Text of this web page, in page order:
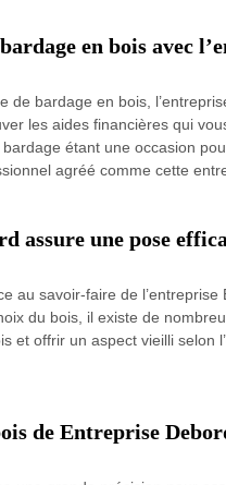
en bois avec
de bardage en bois,
les aides financières qui
étant une occasion
agréé comme cette
assure une pose
au savoir-faire de
du bois, il existe de
et offrir un aspect vieilli
de Entreprise